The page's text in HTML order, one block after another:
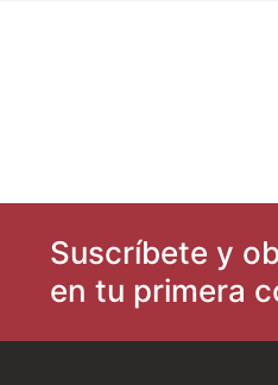
Tu nombre
Dirección de email
Suscríbete y
en tu primera